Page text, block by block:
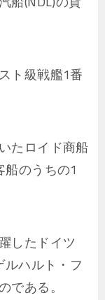
ト級戦艦1番
たロイド商船
のうちの1
したドイツ
ハルト・フ
である。